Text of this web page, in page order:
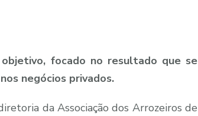
focado no resultado que se
negócios privados.
da Associação dos Arrozeiros de